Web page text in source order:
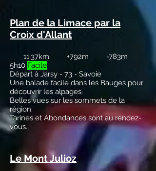
Plan de la Limace par la
Croix d'Allant
11.37km +792m -783m
5h10 Facile
Départ à Jarsy - 73 - Savoie
Une balade facile dans les Bauges pour
découvrir les alpages.
Belles vues sur les sommets de la
région.
Tarines et Abondances sont au rendez-
vous.
Le Mont Julioz